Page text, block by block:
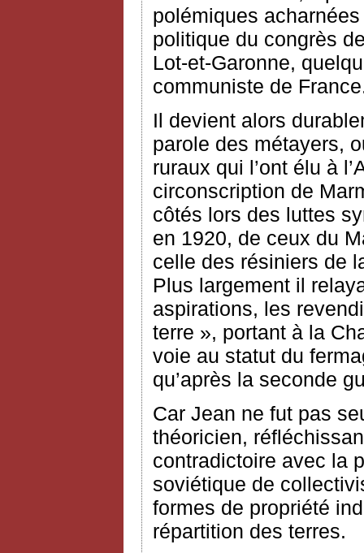
polémiques
politique du congrès
Lot-et-Garonne,
communiste de
Il devient alors
parole des métayers,
ruraux qui l’ont élu à
circonscription de
côtés lors des luttes
en 1920, de ceux du
celle des résiniers de
Plus largement il
aspirations, les
terre », portant à la
voie au statut du
qu’après la seconde
Car Jean ne fut pas
théoricien,
contradictoire avec la
soviétique de
formes de propriété
répartition des terres.